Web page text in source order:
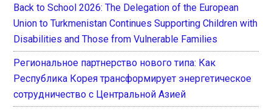
Back to School 2026: The Delegation of the European
Union to Turkmenistan Continues Supporting Children with
Disabilities and Those from Vulnerable Families
Региональное партнерство нового типа: Как
Республика Корея трансформирует энергетическое
сотрудничество с Центральной Азией